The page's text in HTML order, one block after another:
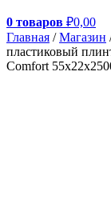
0 товаров ₽0,00
Главная /Магазин
пластиковый
Comfort